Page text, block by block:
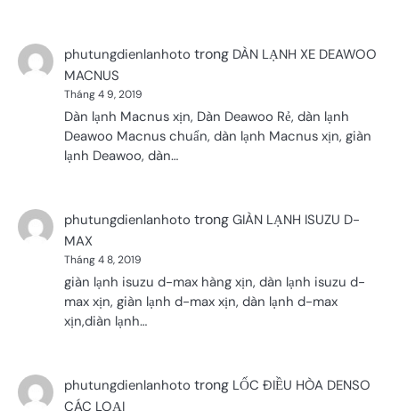
phutungdienlanhoto trong DÀN LẠNH XE DEAWOO
MACNUS
Tháng 4 9, 2019
Dàn lạnh Macnus xịn, Dàn Deawoo Rẻ, dàn lạnh
Deawoo Macnus chuẩn, dàn lạnh Macnus xịn, giàn
lạnh Deawoo, dàn…
phutungdienlanhoto trong GIÀN LẠNH ISUZU D-
MAX
Tháng 4 8, 2019
giàn lạnh isuzu d-max hàng xịn, dàn lạnh isuzu d-
max xịn, giàn lạnh d-max xịn, dàn lạnh d-max
xịn,diàn lạnh…
phutungdienlanhoto trong LỐC ĐIỀU HÒA DENSO
CÁC LOẠI